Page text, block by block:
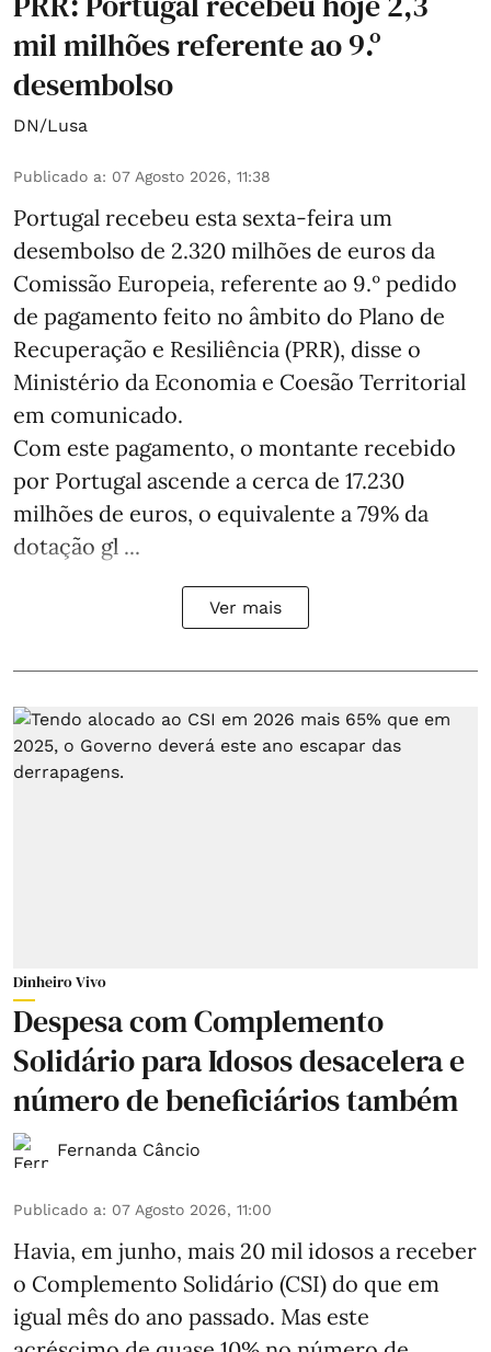
mil milhões referente ao 9.º
desembolso
DN/Lusa
Publicado a: 07 Agosto 2026, 11:38
Portugal recebeu esta sexta-feira um
desembolso de 2.320 milhões de euros da
Comissão Europeia, referente ao 9.º pedido
de pagamento feito no âmbito do Plano de
Recuperação e Resiliência (PRR), disse o
Ministério da Economia e Coesão Territorial
em comunicado.
Com este pagamento, o montante recebido
por Portugal ascende a cerca de 17.230
milhões de euros, o equivalente a 79% da
dotação gl ...
Ver mais
Dinheiro Vivo
Despesa com Complemento
Solidário para Idosos desacelera e
número de beneficiários também
Fernanda Câncio
Publicado a: 07 Agosto 2026, 11:00
Havia, em junho, mais 20 mil idosos a receber
o Complemento Solidário (CSI) do que em
igual mês do ano passado. Mas este